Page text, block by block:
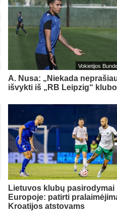
Vokietijos
A. Nusa: „Niekada
išvykti iš „RB Leipzig“
Lietuvos klubų pasirodymai
Europoje: patirti
Kroatijos atstovams